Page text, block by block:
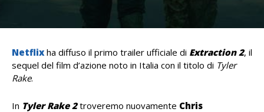
Netflixha diffuso il primo trailer ufficiale di Extraction 2, il
sequel del film d’azione noto in Italia con il titolo di Tyler
Rake.
In Tyler Rake 2troveremo nuovamente Chris